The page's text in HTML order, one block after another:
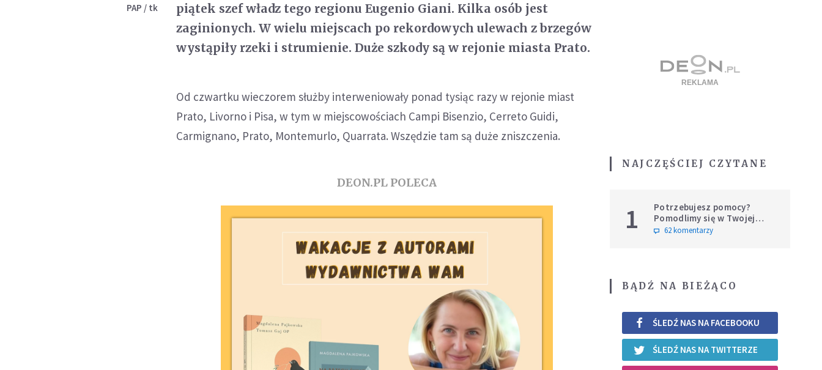
PAP / tk
piątek szef władz tego regionu Eugenio Giani. Kilka osób jest
zaginionych. W wielu miejscach po rekordowych ulewach z brzegów
wystąpiły rzeki i strumienie. Duże szkody są w rejonie miasta Prato.
Od czwartku wieczorem służby interweniowały ponad tysiąc razy w rejonie miast
Prato, Livorno i Pisa, w tym w miejscowościach Campi Bisenzio, Cerreto Guidi,
Carmignano, Prato, Montemurlo, Quarrata. Wszędzie tam są duże zniszczenia.
DEON.PL POLECA
NAJCZĘŚCIEJ CZYTANE
1
Potrzebujesz pomocy?
Pomodlimy się w Twojej
intencji
62 komentarzy
BĄDŹ NA BIEŻĄCO
ŚLEDŹ NAS NA FACEBOOKU
ŚLEDŹ NAS NA TWITTERZE